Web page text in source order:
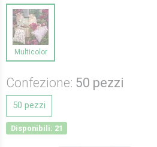
Multicolor
Confezione: 50 pezzi
50 pezzi
Disponibili: 21